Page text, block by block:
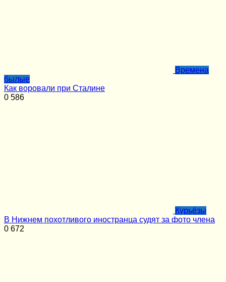
Времена
былые
Как воровали при Сталине
0 586
Курьёзы
В Нижнем похотливого иностранца судят за фото члена
0 672